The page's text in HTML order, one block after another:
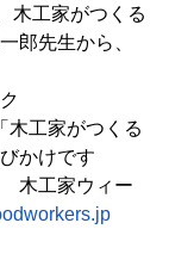
木工家がつくる
郎先生から、
木工家がつくる
かけです
ィー